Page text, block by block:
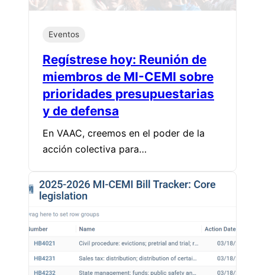
Eventos
Regístrese hoy: Reunión de
miembros de MI-CEMI sobre
prioridades presupuestarias
y de defensa
En VAAC, creemos en el poder de la
acción colectiva para…